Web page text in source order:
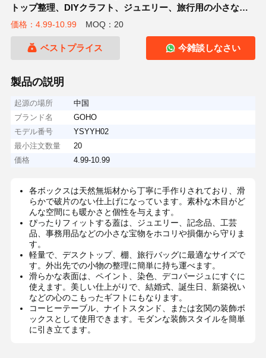
トップ整理、DIYクラフト、ジュエリー、旅行用の小さな装
飾記念品容器 – 家の装飾用の素朴なギフトボックス
価格：4.99-10.99 MOQ：20
ベストプライス 今雑談しなさい
製品の説明
起源の場所
中国
ブランド名
GOHO
モデル番号
YSYYH02
最小注文数量
20
価格
4.99-10.99
各ボックスは天然無垢材から丁寧に手作りされており、滑
らかで破片のない仕上げになっています。素朴な木目がど
んな空間にも暖かさと個性を与えます。
ぴったりフィットする蓋は、ジュエリー、記念品、工芸
品、事務用品などの小さな宝物をホコリや損傷から守りま
す。
軽量で、デスクトップ、棚、旅行バッグに最適なサイズで
す。外出先での小物の整理に簡単に持ち運べます。
滑らかな表面は、ペイント、染色、デコパージュにすぐに
使えます。美しい仕上がりで、結婚式、誕生日、新築祝い
などの心のこもったギフトにもなります。
コーヒーテーブル、ナイトスタンド、または玄関の装飾ボ
ックスとして使用できます。モダンな装飾スタイルを簡単
に引き立てます。